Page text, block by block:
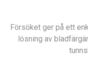
Försöket ger på ett
lösning av